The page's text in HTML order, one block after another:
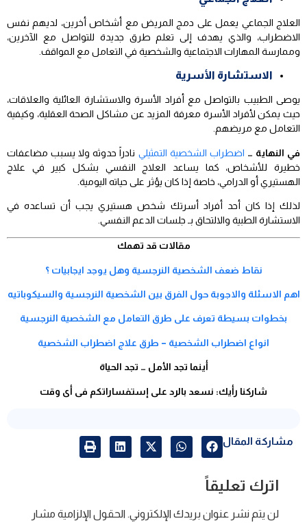
العلاج الجماعي يعمل على دمج المريض مع أشخاص أخرين، لديهم نفس
الاضطراب، والذي يهدف إلى تعلم طرق جديدة للتواصل مع الآخرين،
وممارسة المهارات الاجتماعية والشخصية في التعامل مع المواقف.
الاستشارة الأسرية
يوصى الطبيب بالتواصل مع أفراد الأسرة والاستشارة العائلية والعلاقات،
حيث يمكن لأفراد الأسرة معرفة المزيد عن مشاكل الصحة العقلية، وكيفية
التعامل مع مريضهم.
في النهاية … اضطراب الشخصية التمثيلي نادراً حدوثه ولا يسبب مضاعفات
خطيرة للأشخاص، كما يساعد العلاج النفسي بشكل كبير في علاج
الهستيري أو الدرامي، خاصة إذا كان يؤثر على حياته اليومية.
لذلك إذا كان أحد أفراد أسرتك شخص هستيري يجب أن تساعده في
الاستشارة الطبية والالتحاق بـ جلسات الدعم النفسي.
مقالات قد تهمك
نقاط ضعف الشخصية النرجسية وهل يوجد ايجابيات ؟
اهم الاسئلة والاجوبة حول الفرق بين الشخصية النرجسية والسيكوباتيه
بخطوات بسيطة تعرف على طرق التعامل مع الشخصية النرجسية
انواع اضطراب الشخصية – طرق علاج اضطراب الشخصية
أينما تجد الأمل … تجد الحياة
شاركنا رأيك: نسعد بالرد على إستفساراتكم فى أى وقت
مشاركة المقال
اترك تعليقاً
لن يتم نشر عنوان بريدك الإلكتروني. الحقول الإلزامية مشار